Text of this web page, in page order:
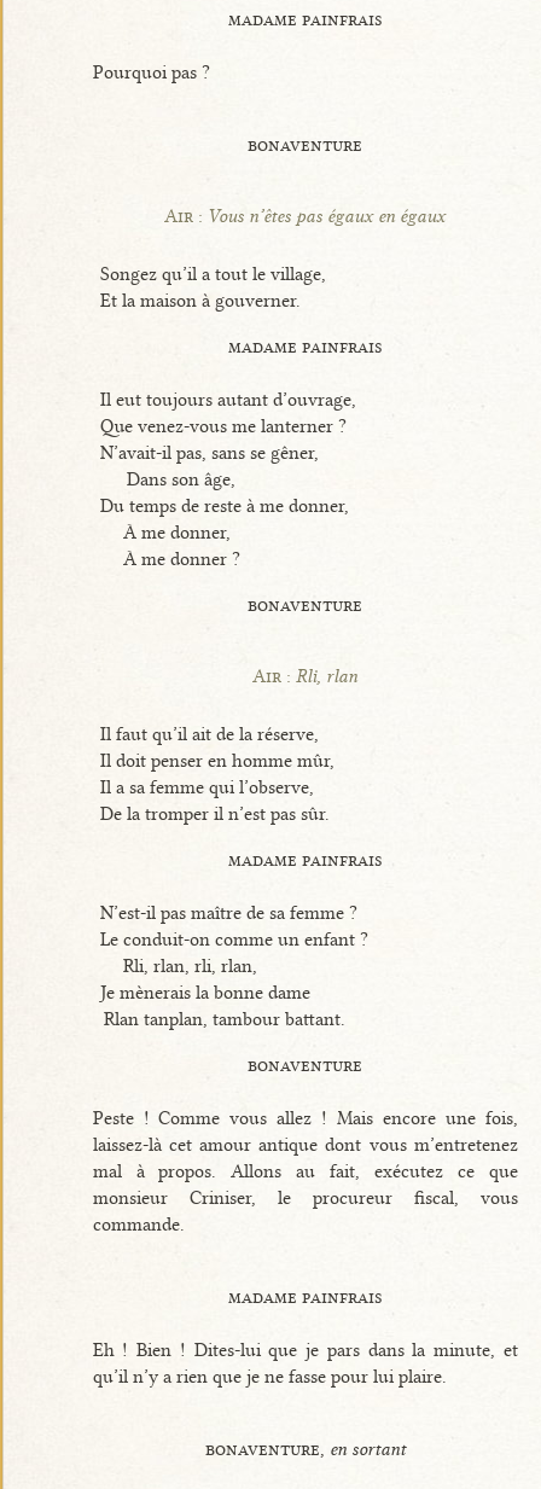
madame painfrais
Pourquoi pas ?
bonaventure
Air : Vous n’êtes pas égaux en égaux
Songez qu’il a tout le village,
Et la maison à gouverner.
madame painfrais
Il eut toujours autant d’ouvrage,
Que venez-vous me lanterner ?
N’avait-il pas, sans se gêner,
Dans son âge,
Du temps de reste à me donner,
À me donner,
À me donner ?
bonaventure
Air :Rli, rlan
Il faut qu’il ait de la réserve,
Il doit penser en homme mûr,
Il a sa femme qui l’observe,
De la tromper il n’est pas sûr.
madame painfrais
N’est-il pas maître de sa femme ?
Le conduit-on comme un enfant ?
Rli, rlan, rli, rlan,
Je mènerais la bonne dame
Rlan tanplan, tambour battant.
bonaventure
Peste ! Comme vous allez ! Mais encore une fois,
laissez-là cet amour antique dont vous m’entretenez
mal à propos. Allons au fait, exécutez ce que
monsieur Criniser, le procureur fiscal, vous
commande.
madame painfrais
Eh ! Bien ! Dites-lui que je pars dans la minute, et
qu’il n’y a rien que je ne fasse pour lui plaire.
bonaventure, en sortant